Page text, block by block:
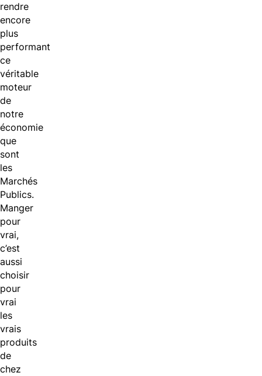
rendre
encore
plus
performant
ce
véritable
moteur
de
notre
économie
que
sont
les
Marchés
Publics.
Manger
pour
vrai,
c’est
aussi
choisir
pour
vrai
les
vrais
produits
de
chez